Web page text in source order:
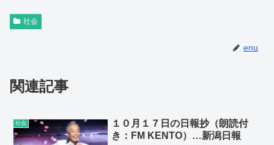
社会
enu
関連記事
社会
１０月１７日の日報抄（朗読付
き：FM KENTO）…新潟日報